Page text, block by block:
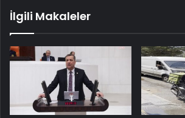
İlgili Makaleler